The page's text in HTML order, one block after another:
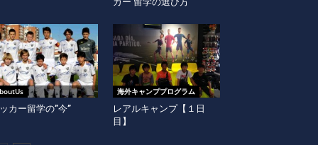
カー留学の”今”
海外キャンププログラム
レアルキャンプ【１日
目】